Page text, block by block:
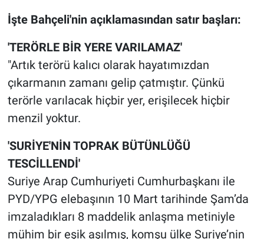
İşte Bahçeli'nin açıklamasından satır başları:
'TERÖRLE BİR YERE VARILAMAZ'
"Artık terörü kalıcı olarak hayatımızdan
çıkarmanın zamanı gelip çatmıştır. Çünkü
terörle varılacak hiçbir yer, erişilecek hiçbir
menzil yoktur.
'SURİYE'NİN TOPRAK BÜTÜNLÜĞÜ
TESCİLLENDİ'
Suriye Arap Cumhuriyeti Cumhurbaşkanı ile
PYD/YPG elebaşının 10 Mart tarihinde Şam’da
imzaladıkları 8 maddelik anlaşma metiniyle
mühim bir eşik aşılmış, komşu ülke Suriye’nin
Spor
Teknoloji
Türkiye'nin Geleceği
Türkiye'nin Gündemi
Yerel Yaşam
Canlı Yayın